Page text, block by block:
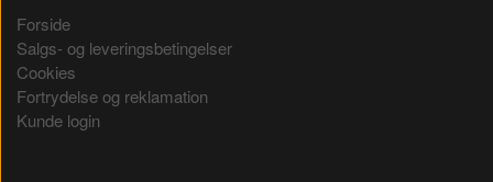
Forside
Salgs- og leveringsbetingelser
Cookies
Fortrydelse og reklamation
Kunde login